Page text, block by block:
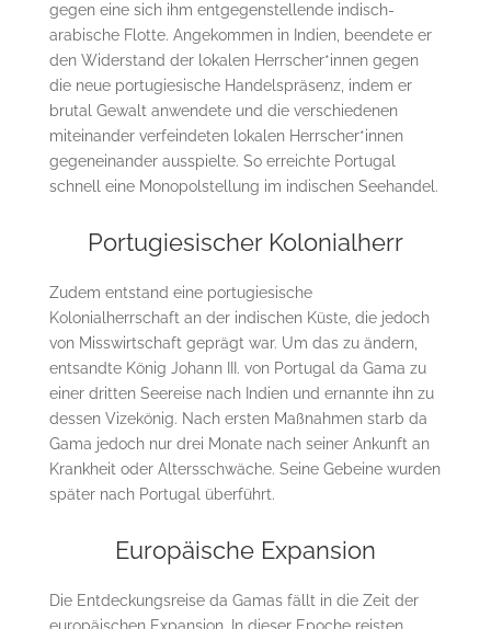
gegen eine sich ihm entgegenstellende indisch-
arabische Flotte. Angekommen in Indien, beendete er
den Widerstand der lokalen Herrscher*innen gegen
die neue portugiesische Handelspräsenz, indem er
brutal Gewalt anwendete und die verschiedenen
miteinander verfeindeten lokalen Herrscher*innen
gegeneinander ausspielte. So erreichte Portugal
schnell eine Monopolstellung im indischen Seehandel.
Portugiesischer Kolonialherr
Zudem entstand eine portugiesische
Kolonialherrschaft an der indischen Küste, die jedoch
von Misswirtschaft geprägt war. Um das zu ändern,
entsandte König Johann III. von Portugal da Gama zu
einer dritten Seereise nach Indien und ernannte ihn zu
dessen Vizekönig. Nach ersten Maßnahmen starb da
Gama jedoch nur drei Monate nach seiner Ankunft an
Krankheit oder Altersschwäche. Seine Gebeine wurden
später nach Portugal überführt.
Europäische Expansion
Die Entdeckungsreise da Gamas fällt in die Zeit der